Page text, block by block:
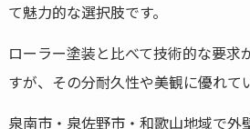
て魅力的な選択肢です。
ローラー塗装と比べて技術的な要求
すが、その分耐久性や美観に優れて
泉南市・泉佐野市・和歌山地域で外